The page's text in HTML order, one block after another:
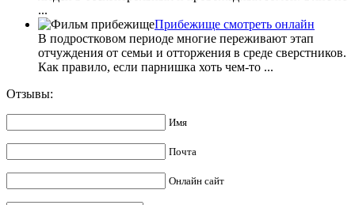
...
Прибежище смотреть онлайн
В подростковом периоде многие переживают этап
отчуждения от семьи и отторжения в среде сверстников.
Как правило, если парнишка хоть чем-то ...
Отзывы:
Имя
Почта
Онлайн сайт